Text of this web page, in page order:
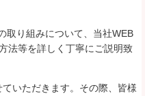
取り組みについて、当社WEB
法等を詳しく丁寧にご説明致
いただきます。その際、皆様